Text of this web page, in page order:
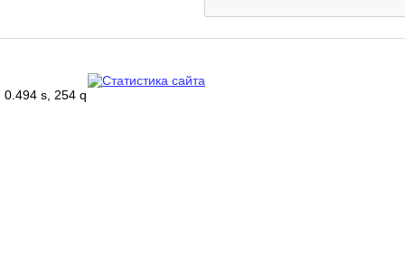
0.494 s, 254 q